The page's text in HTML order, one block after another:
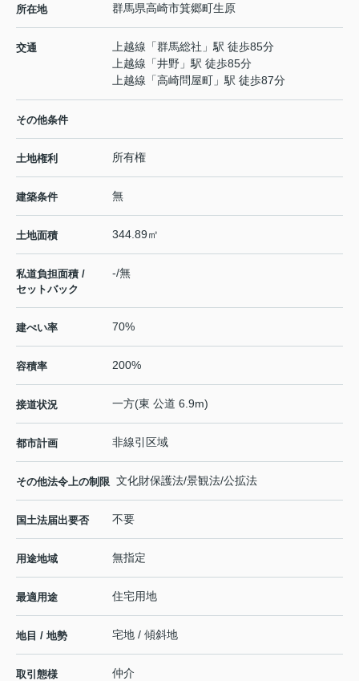
所在地 群馬県高崎市箕郷町生原
交通 上越線 「群馬総社 」駅 徒歩85分
上越線 「井野 」駅 徒歩85分
上越線 「高崎問屋町 」駅 徒歩87分
その他条件
土地権利 所有権
建築条件 無
土地面積 344.89㎡
私道負担面積 /
セットバック
-/無
建ぺい率 70%
容積率 200%
接道状況 一方(東 公道 6.9m)
都市計画 非線引区域
その他法令上の制限 文化財保護法/景観法/公拡法
国土法届出要否 不要
用途地域 無指定
最適用途 住宅用地
地目 / 地勢 宅地 / 傾斜地
取引態様 仲介